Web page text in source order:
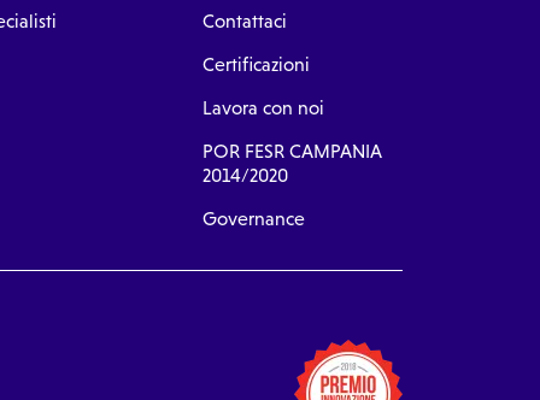
Contattaci
Certificazioni
Lavora con noi
POR FESR CAMPANIA
2014/2020
Governance